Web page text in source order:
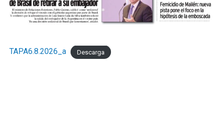
TAPA6.8.2026_a Descarga